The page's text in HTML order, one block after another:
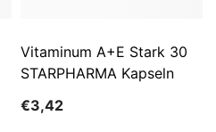
Vitaminum A+E Stark 30
STARPHARMA Kapseln
€3,42